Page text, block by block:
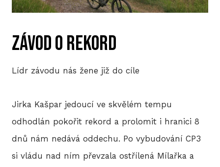
závod o rekord
Lídr závodu nás žene již do cíle
Jirka Kašpar jedoucí ve skvělém tempu
odhodlán pokořit rekord a prolomit i hranici 8
dnů nám nedává oddechu. Po vybudování CP3
si vládu nad ním převzala ostřílená Mílařka a